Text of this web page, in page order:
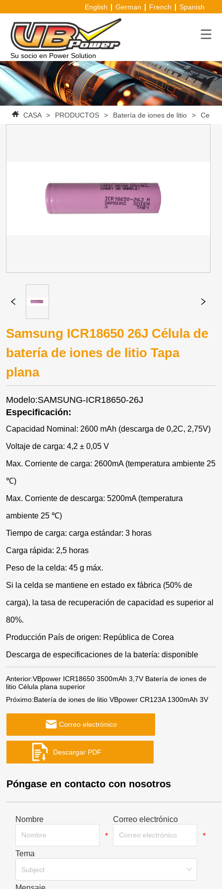
English German French Spanish
Su socio en Power Solution
CASA > PRODUCTOS > Batería de iones de litio > Celda
Samsung ICR18650 26J Célula de
batería de iones de litio Tapa
plana
Modelo:SAMSUNG-ICR18650-26J
Especificación:
Capacidad Nominal: 2600 mAh (descarga de 0,2C, 2,75V)
Voltaje de carga: 4,2 ± 0,05 V
Max. Corriente de carga: 2600mA (temperatura ambiente 25
℃)
Max. Corriente de descarga: 5200mA (temperatura
ambiente 25 ℃)
Tiempo de carga: carga estándar: 3 horas
Carga rápida: 2,5 horas
Peso de la celda: 45 g máx.
Si la celda se mantiene en estado ex fábrica (50% de
carga), la tasa de recuperación de capacidad es superior al
80%.
Producción País de origen: República de Corea
Descarga de especificaciones de la batería: disponible
Anterior:VBpower ICR18650 3500mAh 3,7V Batería de iones de
litio Célula plana superior
Próximo:Batería de iones de litio VBpower CR123A 1300mAh 3V
Correo electrónico
Póngase en contacto con nosotros
Nombre
*
Correo electrónico
*
Tema
Subject